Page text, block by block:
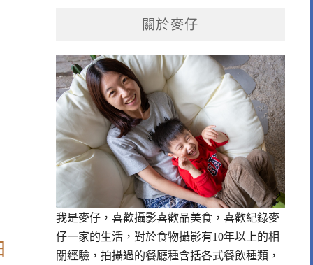
關於麥仔
我是麥仔，喜歡攝影喜歡品美食，喜歡紀錄麥
仔一家的生活，對於食物攝影有10年以上的相
關經驗，拍攝過的餐廳種含括各式餐飲種類，